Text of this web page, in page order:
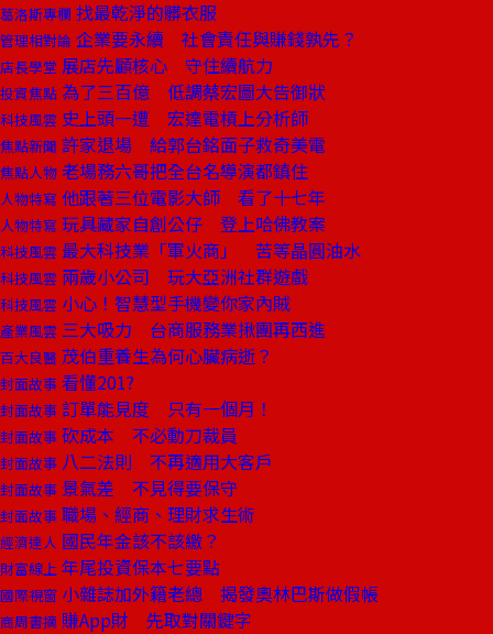
葛洛斯專欄 找最乾淨的髒衣服
管理相對論 企業要永續 社會責任與賺錢孰先？
店長學堂 展店先顧核心 守住續航力
投資焦點 為了三百億 低調蔡宏圖大告御狀
科技風雲 史上頭一遭 宏達電槓上分析師
焦點新聞 許家退場 給郭台銘面子救奇美電
焦點人物 老場務六哥把全台名導演都鎮住
人物特寫 他跟著三位電影大師 看了十七年
人物特寫 玩具藏家自創公仔 登上哈佛教案
科技風雲 最大科技業「軍火商」 苦等晶圓油水
科技風雲 兩歲小公司 玩大亞洲社群遊戲
科技風雲 小心！智慧型手機變你家內賊
產業風雲 三大吸力 台商服務業揪團再西進
百大良醫 茂伯重養生為何心臟病逝？
封面故事 看懂201?
封面故事 訂單能見度 只有一個月！
封面故事 砍成本 不必動刀裁員
封面故事 八二法則 不再適用大客戶
封面故事 景氣差 不見得要保守
封面故事 職場、經商、理財求生術
經濟達人 國民年金該不該繳？
財富線上 年尾投資保本七要點
國際視窗 小雜誌加外籍老總 揭發奧林巴斯做假帳
商周書摘 賺App財 先取對關鍵字